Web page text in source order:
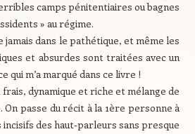
camps pénitentiaires ou bagnes
» au régime.
jamais dans le pathétique, et même les
et absurdes sont traitées avec un
qui m’a marqué dans ce livre !
dynamique et riche et mélange de
passe du récit à la 1ère personne à
des haut-parleurs sans presque